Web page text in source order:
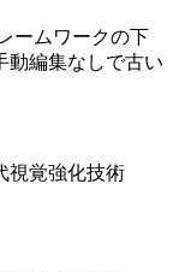
ームワークの下
動編集なしで古い
視覚強化技術